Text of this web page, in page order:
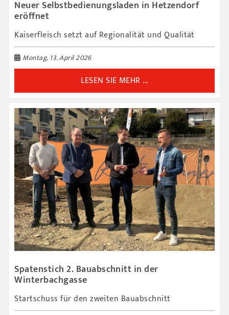
Neuer Selbstbedienungsladen in Hetzendorf
eröffnet
Kaiserfleisch setzt auf Regionalität und Qualität
Montag, 13. April 2026
LESEN SIE MEHR ...
Spatenstich 2. Bauabschnitt in der
Winterbachgasse
Startschuss für den zweiten Bauabschnitt